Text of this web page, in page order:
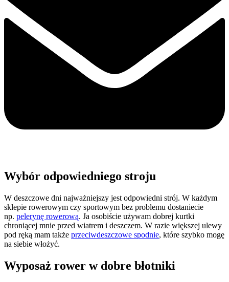
Wybór odpowiedniego stroju
W deszczowe dni najważniejszy jest odpowiedni strój. W każdym
sklepie rowerowym czy sportowym bez problemu dostaniecie
np. pelerynę rowerową. Ja osobiście używam dobrej kurtki
chroniącej mnie przed wiatrem i deszczem. W razie większej ulewy
pod ręką mam także przeciwdeszczowe spodnie, które szybko mogę
na siebie włożyć.
Wyposaż rower w dobre błotniki